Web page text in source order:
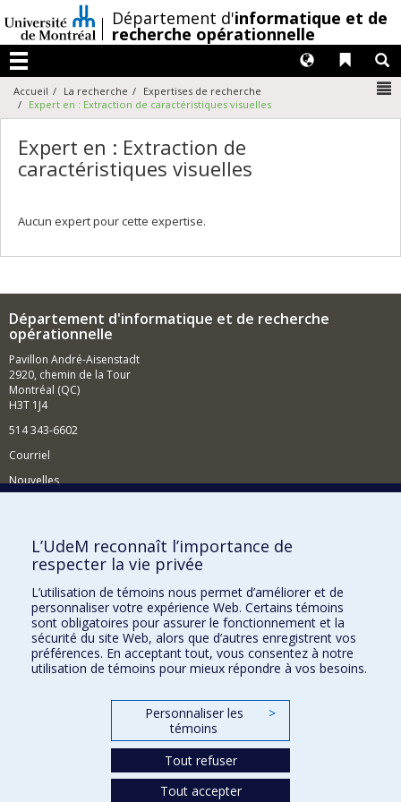
au
contenu
/Département d'informatique et de
recherche opérationnelle
Menu
Liens
Langues
Accueil La recherche
Expertises de recherche
Expert en : Extraction de caractéristiques visuelles
Expert en : Extraction de
caractéristiques visuelles
Aucun expert pour cette expertise.
Département d'informatique et de recherche
opérationnelle
Pavillon André-Aisenstadt
2920, chemin de la Tour
Montréal (QC)
H3T 1J4
514 343-6602
Courriel
Nouvelles
Comment soutenir le Département?
BESOIN D'AIDE?
Plan du site
Signaler une erreur
Accessibilité
FACULTÉ DES ARTS ET DES SCIENCES
Nos départements et écoles
L’UdeM reconnaît l’importance de
respecter la vie privée
L’utilisation de témoins nous permet d’améliorer et de
personnaliser votre expérience Web. Certains témoins
sont obligatoires pour assurer le fonctionnement et la
sécurité du site Web, alors que d’autres enregistrent vos
préférences. En acceptant tout, vous consentez à notre
utilisation de témoins pour mieux répondre à vos besoins.
Personnaliser les
témoins
>
Tout refuser
Tout accepter